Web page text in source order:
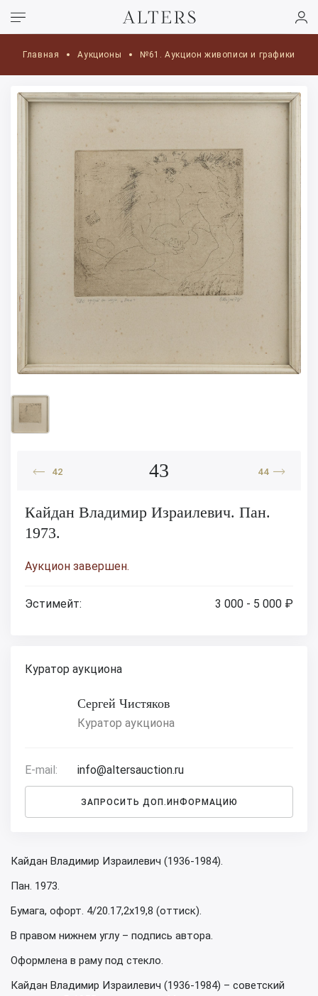
Главная Аукционы №61. Аукцион живописи и графики
42 43 44
Кайдан Владимир Израилевич. Пан.
1973.
Аукцион завершен.
Эстимейт: 3 000 - 5 000 ₽
Куратор аукциона
Сергей Чистяков
Куратор аукциона
E-mail: info@altersauction.ru
ЗАПРОСИТЬ ДОП.ИНФОРМАЦИЮ
Кайдан Владимир Израилевич (1936-1984).
Пан. 1973.
Бумага, офорт. 4/20.17,2х19,8 (оттиск).
В правом нижнем углу – подпись автора.
Оформлена в раму под стекло.
Кайдан Владимир Израилевич (1936-1984) – советский